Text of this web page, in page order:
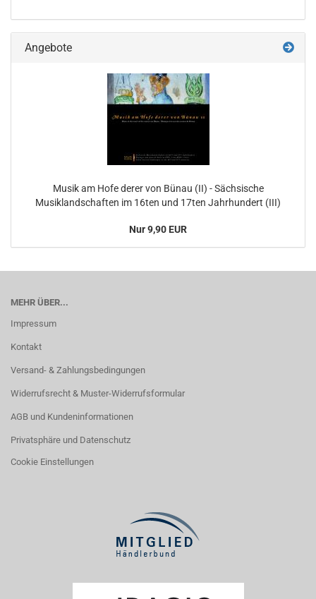
Angebote
Musik am Hofe derer von Bünau (II) - Sächsische
Musiklandschaften im 16ten und 17ten Jahrhundert (III)
Nur 9,90 EUR
MEHR ÜBER...
Impressum
Kontakt
Versand- & Zahlungsbedingungen
Widerrufsrecht & Muster-Widerrufsformular
AGB und Kundeninformationen
Privatsphäre und Datenschutz
Cookie Einstellungen